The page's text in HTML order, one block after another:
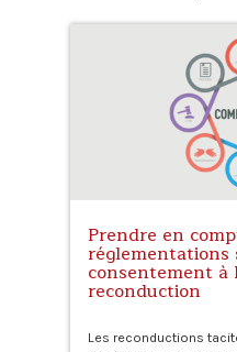
Prendre en
réglementations
consentement à
reconduction
Les reconductions